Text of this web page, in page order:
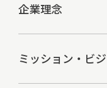
企業理念
ミッション・ビ